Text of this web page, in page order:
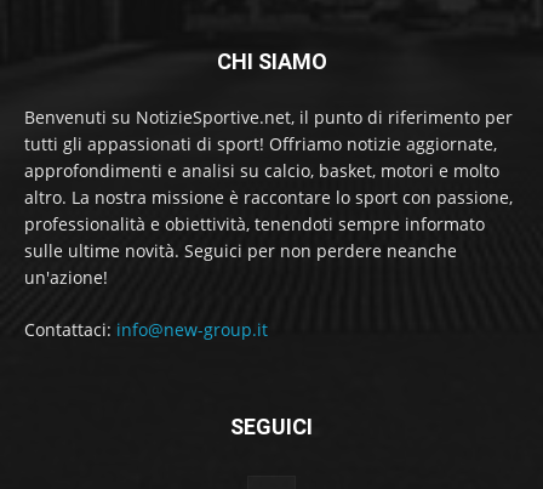
CHI SIAMO
Benvenuti su NotizieSportive.net, il punto di riferimento per
tutti gli appassionati di sport! Offriamo notizie aggiornate,
approfondimenti e analisi su calcio, basket, motori e molto
altro. La nostra missione è raccontare lo sport con passione,
professionalità e obiettività, tenendoti sempre informato
sulle ultime novità. Seguici per non perdere neanche
un'azione!
Contattaci: info@new-group.it
SEGUICI